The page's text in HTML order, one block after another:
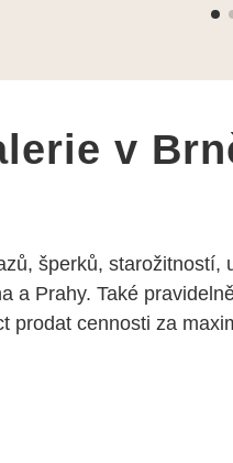
v
šperků, starožitností,
a Prahy. Také
prodat cennosti za